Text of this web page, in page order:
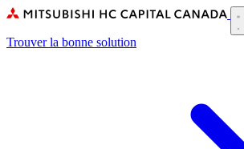
Skip
main
Main
navigation
Trouver la bonne solution